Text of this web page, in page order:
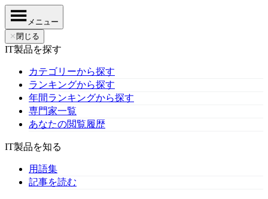
メニュー
✕ 閉じる
IT製品を探す
カテゴリーから探す
ランキングから探す
年間ランキングから探す
専門家一覧
あなたの閲覧履歴
IT製品を知る
用語集
記事を読む